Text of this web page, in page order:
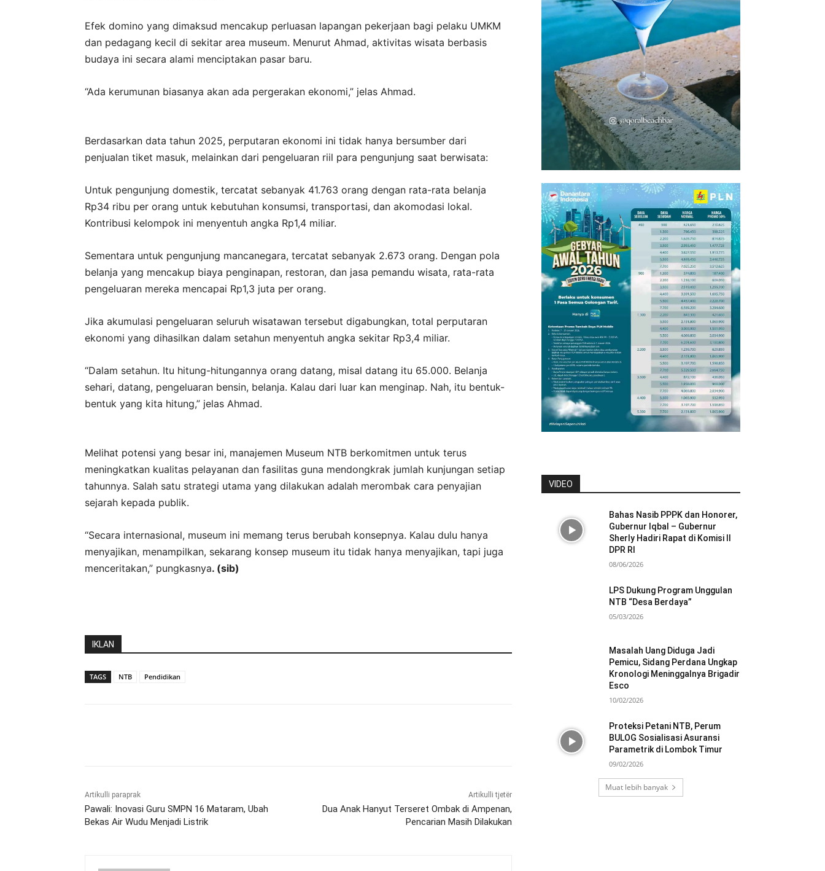
Efek domino yang dimaksud mencakup perluasan lapangan pekerjaan bagi pelaku UMKM
dan pedagang kecil di sekitar area museum. Menurut Ahmad, aktivitas wisata berbasis
budaya ini secara alami menciptakan pasar baru.
“Ada kerumunan biasanya akan ada pergerakan ekonomi,” jelas Ahmad.
Berdasarkan data tahun 2025, perputaran ekonomi ini tidak hanya bersumber dari
penjualan tiket masuk, melainkan dari pengeluaran riil para pengunjung saat berwisata:
Untuk pengunjung domestik, tercatat sebanyak 41.763 orang dengan rata-rata belanja
Rp34 ribu per orang untuk kebutuhan konsumsi, transportasi, dan akomodasi lokal.
Kontribusi kelompok ini menyentuh angka Rp1,4 miliar.
Sementara untuk pengunjung mancanegara, tercatat sebanyak 2.673 orang. Dengan pola
belanja yang mencakup biaya penginapan, restoran, dan jasa pemandu wisata, rata-rata
pengeluaran mereka mencapai Rp1,3 juta per orang.
Jika akumulasi pengeluaran seluruh wisatawan tersebut digabungkan, total perputaran
ekonomi yang dihasilkan dalam setahun menyentuh angka sekitar Rp3,4 miliar.
“Dalam setahun. Itu hitung-hitungannya orang datang, misal datang itu 65.000. Belanja
sehari, datang, pengeluaran bensin, belanja. Kalau dari luar kan menginap. Nah, itu bentuk-
bentuk yang kita hitung,” jelas Ahmad.
Melihat potensi yang besar ini, manajemen Museum NTB berkomitmen untuk terus
meningkatkan kualitas pelayanan dan fasilitas guna mendongkrak jumlah kunjungan setiap
tahunnya. Salah satu strategi utama yang dilakukan adalah merombak cara penyajian
sejarah kepada publik.
“Secara internasional, museum ini memang terus berubah konsepnya. Kalau dulu hanya
menyajikan, menampilkan, sekarang konsep museum itu tidak hanya menyajikan, tapi juga
menceritakan,” pungkasnya. (sib)
IKLAN
TAGS NTB Pendidikan
Artikulli paraprak
Pawali: Inovasi Guru SMPN 16 Mataram, Ubah
Bekas Air Wudu Menjadi Listrik
Artikulli tjetër
Dua Anak Hanyut Terseret Ombak di Ampenan,
Pencarian Masih Dilakukan
VIDEO
Bahas Nasib PPPK dan Honorer,
Gubernur Iqbal – Gubernur
Sherly Hadiri Rapat di Komisi II
DPR RI
08/06/2026
LPS Dukung Program Unggulan
NTB “Desa Berdaya”
05/03/2026
Masalah Uang Diduga Jadi
Pemicu, Sidang Perdana Ungkap
Kronologi Meninggalnya Brigadir
Esco
10/02/2026
Proteksi Petani NTB, Perum
BULOG Sosialisasi Asuransi
Parametrik di Lombok Timur
09/02/2026
Muat lebih banyak